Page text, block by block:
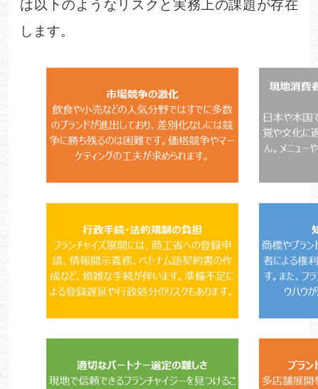
は以下のようなリスクと実務上の課題が存在
します。